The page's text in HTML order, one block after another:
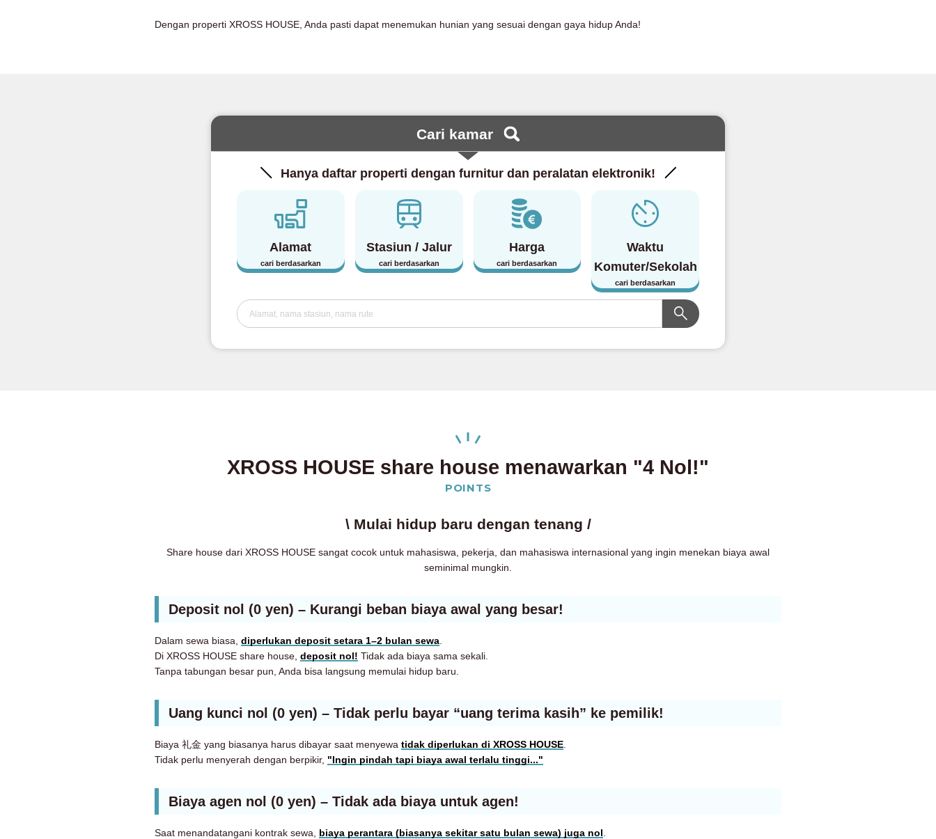
Dengan properti XROSS HOUSE, Anda pasti dapat menemukan hunian yang sesuai dengan gaya hidup Anda!
Cari kamar
Hanya daftar properti dengan furnitur dan peralatan elektronik!
Alamat
cari berdasarkan
Stasiun / Jalur
cari berdasarkan
Harga
cari berdasarkan
Waktu
Komuter/Sekolah
cari berdasarkan
XROSS HOUSE share house menawarkan "4 Nol!"
POINTS
\ Mulai hidup baru dengan tenang /
Share house dari XROSS HOUSE sangat cocok untuk mahasiswa, pekerja, dan mahasiswa internasional yang ingin menekan biaya awal
seminimal mungkin.
Deposit nol (0 yen) – Kurangi beban biaya awal yang besar!
Dalam sewa biasa, diperlukan deposit setara 1–2 bulan sewa
Di XROSS HOUSE share house, deposit nol! Tidak ada biaya sama sekali.
Tanpa tabungan besar pun, Anda bisa langsung memulai hidup baru.
Uang kunci nol (0 yen) – Tidak perlu bayar “uang terima kasih” ke pemilik!
Biaya 礼金 yang biasanya harus dibayar saat menyewa tidak diperlukan di XROSS HOUSE
Tidak perlu menyerah dengan berpikir, "Ingin pindah tapi biaya awal terlalu tinggi..."
Biaya agen nol (0 yen) – Tidak ada biaya untuk agen!
Saat menandatangani kontrak sewa, biaya perantara (biasanya sekitar satu bulan sewa) juga nol